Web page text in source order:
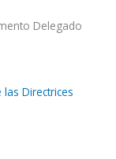
Delegado
Directrices